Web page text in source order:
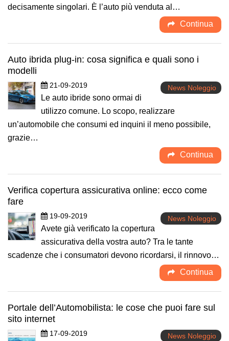
decisamente singolari. È l’auto più venduta al…
Continua
Auto ibrida plug-in: cosa significa e quali sono i
modelli
21-09-2019 News Noleggio
Le auto ibride sono ormai di
utilizzo comune. Lo scopo, realizzare
un’automobile che consumi ed inquini il meno possibile,
grazie…
Continua
Verifica copertura assicurativa online: ecco come
fare
19-09-2019 News Noleggio
Avete già verificato la copertura
assicurativa della vostra auto? Tra le tante
scadenze che i consumatori devono ricordarsi, il rinnovo…
Continua
Portale dell’Automobilista: le cose che puoi fare sul
sito internet
17-09-2019 News Noleggio